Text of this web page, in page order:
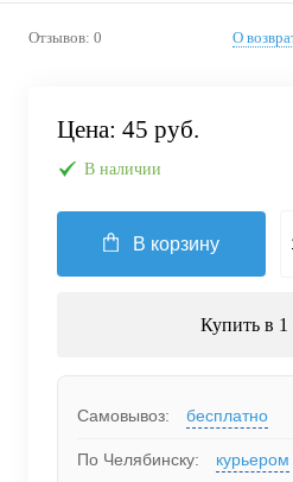
Отзывов: 0 О
Цена: 45 руб.
В наличии
В корзину
Купить в 1
Самовывоз: бесплатно
По Челябинску: курьером